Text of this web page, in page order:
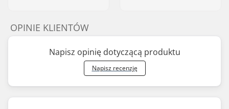
OPINIE KLIENTÓW
Napisz opinię dotyczącą produktu
Napisz recenzję